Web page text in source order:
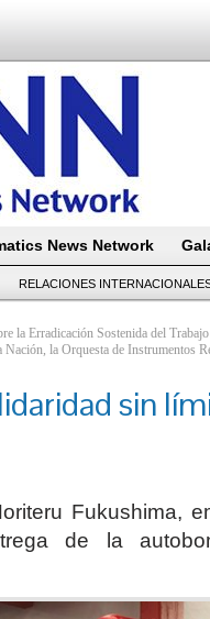
News Network
RELACIONES
la Erradicación Sostenida del
la Orquesta de Instrumentos
sin
Fukushima,
de la